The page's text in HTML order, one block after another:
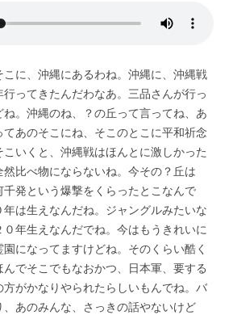
に、沖縄にあるわね。沖縄に、沖縄戦
ってきたんだわなあ。三品さんが行っ
。沖縄のね、？の丘って言ってね、あ
あのそこにね、そこのとこに平和祈念
いくと、沖縄戦はほんとに激しかった
比べ物にならないね。今その？丘は
発という爆撃をくらったとこなんで
は生えなんだね。ジャングルみたいな
年生えなんだでね。今はもうきれいに
になってますけどね。そのくらい酷く
でそこでもなおかつ、日本軍、要する
がかなりやられたらしいもんでね。バ
あのみんな、さっきの話やないけど